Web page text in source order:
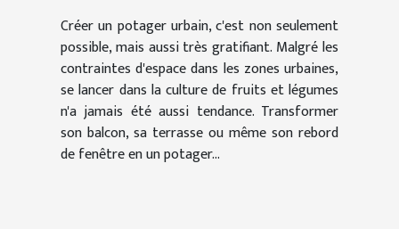
Créer un potager urbain, c'est non seulement
possible, mais aussi très gratifiant. Malgré les
contraintes d'espace dans les zones urbaines,
se lancer dans la culture de fruits et légumes
n'a jamais été aussi tendance. Transformer
son balcon, sa terrasse ou même son rebord
de fenêtre en un potager...